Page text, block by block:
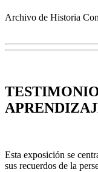
Archivo de Historia
Esta exposición se
sus recuerdos de la